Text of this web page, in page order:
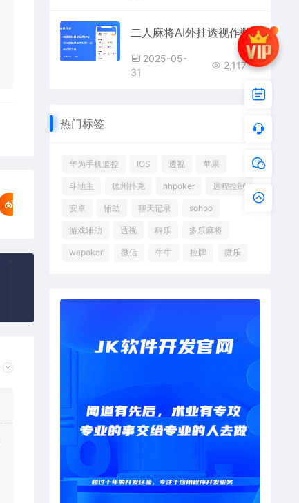
二人麻将AI外挂透视作弊：情侣对战、快节奏娱乐专属辅助工具包
2025-05-
31
2,117
热门标签
华为手机监控 IOS 透视 苹果
斗地主 德州扑克 hhpoker 远程控制
安卓 辅助 聊天记录 sohoo
游戏辅助 透视 科乐 多乐麻将
wepoker 微信 牛牛 控牌 微乐